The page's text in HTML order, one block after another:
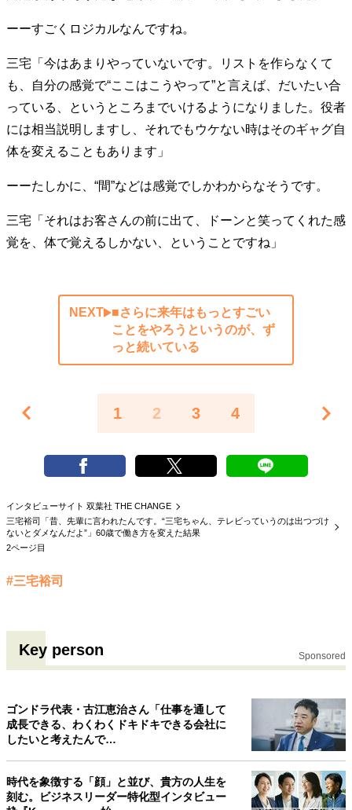
ーーすごくロジカルなんですね。
三宅「今はあまりやっていないです。リストを作らなくて
も、自分の感覚で“ここはこうやって”と言えば、だいたい合
っている、というところまでいけるようになりました。役者
には相当説明しますし、それでもウケない時はそのギャグ自
体を変えることもあります」
ーーたしかに、“間”などは感覚でしかわからなそうです。
三宅「それはお客さんの前に出て、ドーンと笑ってくれた感
覚を、体で覚えるしかない、ということですね」
NEXT
■さらに来年はもっとすごい
ことをやろうというのが、ず
っと続いている
1 2 3 4
インタビューサイト 双葉社 THE CHANGE
三宅裕司「昔、先輩に言われたんです。“三宅ちゃん、テレビっていうのは出つづけ
ないとダメなんだよ”」60歳で働き方を変えた結果
2ページ目
#三宅裕司
Key person Sponsored
ゴンドラ代表・古江恵治さん「仕事を通して
成長できる、わくわくドキドキできる会社に
したいと考えたんで…
時代を象徴する「顔」と並び、貴方の人生を
刻む。ビジネスリーダー特化型インタビュー